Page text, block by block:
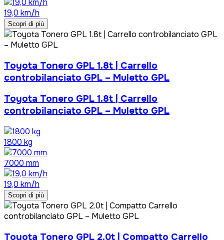
19,0 km/h
Scopri di più
Toyota Tonero GPL 1.8t | Carrello
controbilanciato GPL – Muletto GPL
Toyota Tonero GPL 1.8t | Carrello
controbilanciato GPL – Muletto GPL
1800 kg
7000 mm
19,0 km/h
Scopri di più
Toyota Tonero GPL 2.0t | Compatto Carrello